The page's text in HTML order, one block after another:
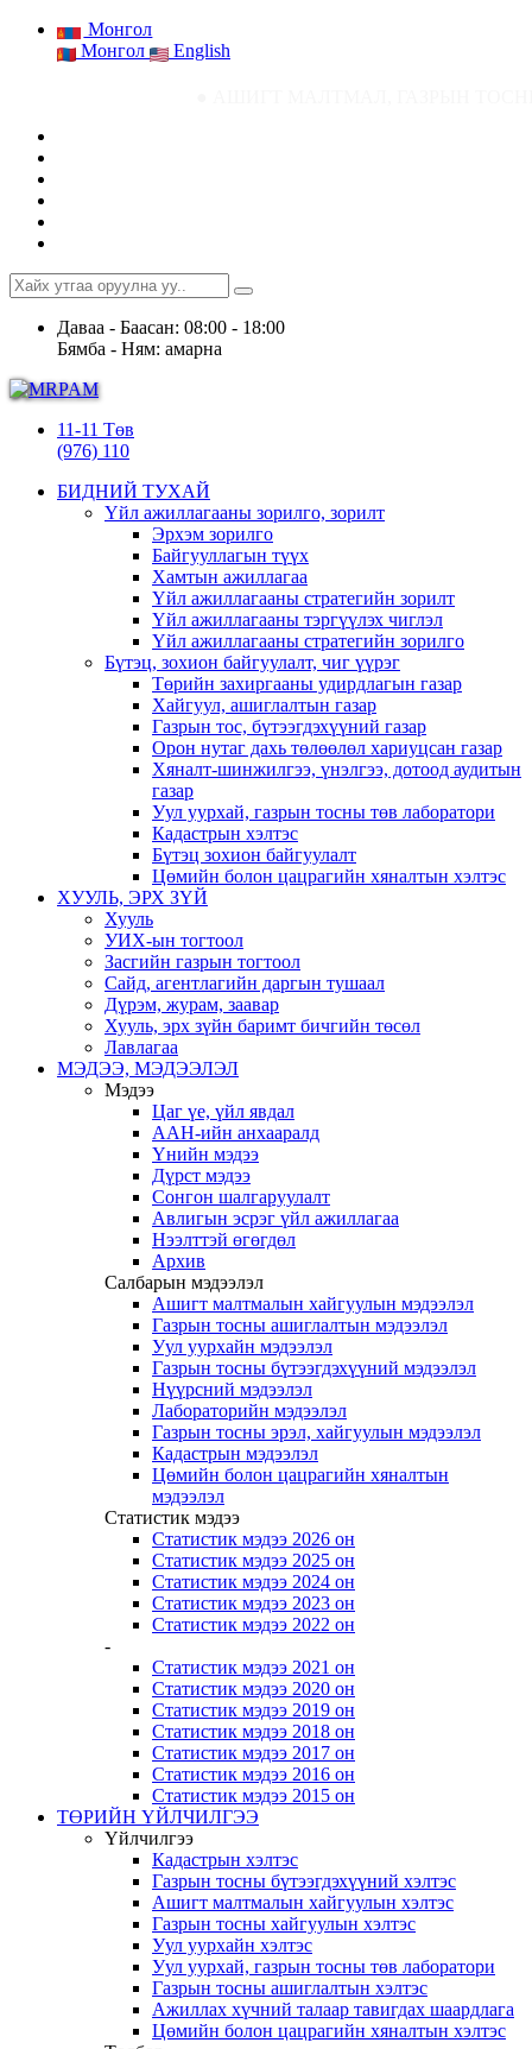
Монгол
Монгол
English
Даваа - Баасан: 08:00 - 18:00
Бямба - Ням: амарна
11-11 Төв
(976) 110
БИДНИЙ ТУХАЙ
Үйл ажиллагааны зорилго, зорилт
Эрхэм зорилго
Байгууллагын түүх
Хамтын ажиллагаа
Үйл ажиллагааны стратегийн зорилт
Үйл ажиллагааны тэргүүлэх чиглэл
Үйл ажиллагааны стратегийн зорилго
Бүтэц, зохион байгуулалт, чиг үүрэг
Төрийн захиргааны удирдлагын газар
Хайгуул, ашиглалтын газар
Газрын тос, бүтээгдэхүүний газар
Орон нутаг дахь төлөөлөл хариуцсан газар
Хяналт-шинжилгээ, үнэлгээ, дотоод аудитын
газар
Уул уурхай, газрын тосны төв лаборатори
Кадастрын хэлтэс
Бүтэц зохион байгуулалт
Цөмийн болон цацрагийн хяналтын хэлтэс
ХУУЛЬ, ЭРХ ЗҮЙ
Хууль
УИХ-ын тогтоол
Засгийн газрын тогтоол
Сайд, агентлагийн даргын тушаал
Дүрэм, журам, заавар
Хууль, эрх зүйн баримт бичгийн төсөл
Лавлагаа
МЭДЭЭ, МЭДЭЭЛЭЛ
Мэдээ
Цаг үе, үйл явдал
ААН-ийн анхааралд
Үнийн мэдээ
Дүрст мэдээ
Сонгон шалгаруулалт
Авлигын эсрэг үйл ажиллагаа
Нээлттэй өгөгдөл
Архив
Салбарын мэдээлэл
Ашигт малтмалын хайгуулын мэдээлэл
Газрын тосны ашиглалтын мэдээлэл
Уул уурхайн мэдээлэл
Газрын тосны бүтээгдэхүүний мэдээлэл
Нүүрсний мэдээлэл
Лабораторийн мэдээлэл
Газрын тосны эрэл, хайгуулын мэдээлэл
Кадастрын мэдээлэл
Цөмийн болон цацрагийн хяналтын
мэдээлэл
Статистик мэдээ
Статистик мэдээ 2026 он
Статистик мэдээ 2025 он
Статистик мэдээ 2024 он
Статистик мэдээ 2023 он
Статистик мэдээ 2022 он
-
Статистик мэдээ 2021 он
Статистик мэдээ 2020 он
Статистик мэдээ 2019 он
Статистик мэдээ 2018 он
Статистик мэдээ 2017 он
Статистик мэдээ 2016 он
Статистик мэдээ 2015 он
ТӨРИЙН ҮЙЛЧИЛГЭЭ
Үйлчилгээ
Кадастрын хэлтэс
Газрын тосны бүтээгдэхүүний хэлтэс
Ашигт малтмалын хайгуулын хэлтэс
Газрын тосны хайгуулын хэлтэс
Уул уурхайн хэлтэс
Уул уурхай, газрын тосны төв лаборатори
Газрын тосны ашиглалтын хэлтэс
Ажиллах хүчний талаар тавигдах шаардлага
Цөмийн болон цацрагийн хяналтын хэлтэс